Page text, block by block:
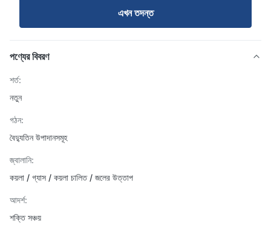
এখন তদন্ত
পণ্যের বিবরণ
শর্ত:
নতুন
গঠন:
বৈদ্যুতিন উপাদানসমূহ
জ্বালানি:
কয়লা / গ্যাস / কয়লা চালিত / জলের উত্তাপ
আদর্শ:
শক্তি সঞ্চয়